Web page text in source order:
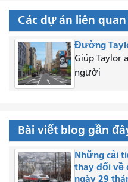
Các dự án liên quan
Đường
Giúp Taylor
người
Bài viết blog gần
Những cải
thay đổi về
ngày 29